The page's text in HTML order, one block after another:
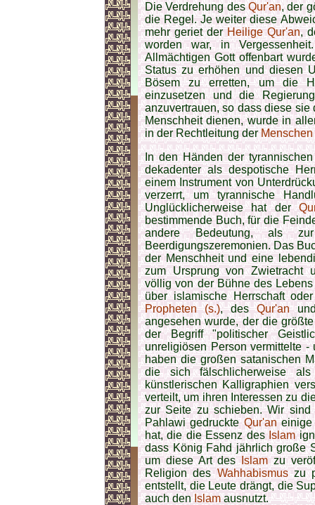
Die Verdrehung desQur'an, der
die Regel. Je weiter diese
mehr geriet derHeilige Qur'an,
worden war, in
Allmächtigen Gott offenbart
Status zu erhöhen und diesen
Bösem zu erretten, um die
einzusetzen und die
anzuvertrauen, so dass diese
Menschheit dienen, wurde in
in der Rechtleitung derMenschen
In den Händen der
dekadenter als despotische
einem Instrument von
verzerrt, um tyrannische
Unglücklicherweise hat der
bestimmende Buch, für die
andere Bedeutung, als
Beerdigungszeremonien. Das
der Menschheit und eine
zum Ursprung von Zwietracht
völlig von der Bühne des
über islamische Herrschaft
Propheten (s.), desQur'anund
angesehen wurde, der die
der Begriff "politischer
unreligiösen Person vermittelte
haben die großen satanischen
die sich fälschlicherweise
künstlerischen Kalligraphien
verteilt, um ihren Interessen zu
zur Seite zu schieben. Wir
Pahlawi gedruckteQur'aneinige
hat, die die Essenz desIslam
dass König Fahd jährlich große
um diese Art desIslamzu
Religion desWahhabismuszu
entstellt, die Leute drängt, die
auch denIslamausnutzt.